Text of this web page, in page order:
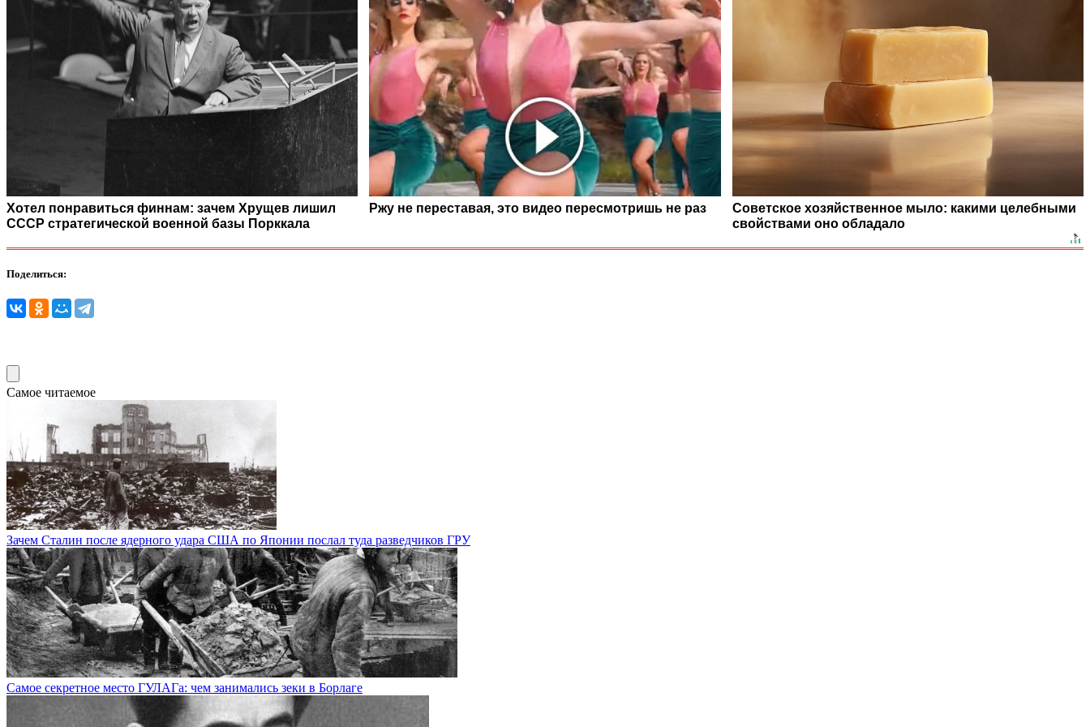
Хотел понравиться финнам: зачем Хрущев лишил
СССР стратегической военной базы Порккала
Ржу не переставая, это видео пересмотришь не раз
Советское хозяйственное мыло: какими целебными
свойствами оно обладало
Поделиться:
Самое читаемое
Зачем Сталин после ядерного удара США по Японии послал туда разведчиков ГРУ
Самое секретное место ГУЛАГа: чем занимались зеки в Борлаге